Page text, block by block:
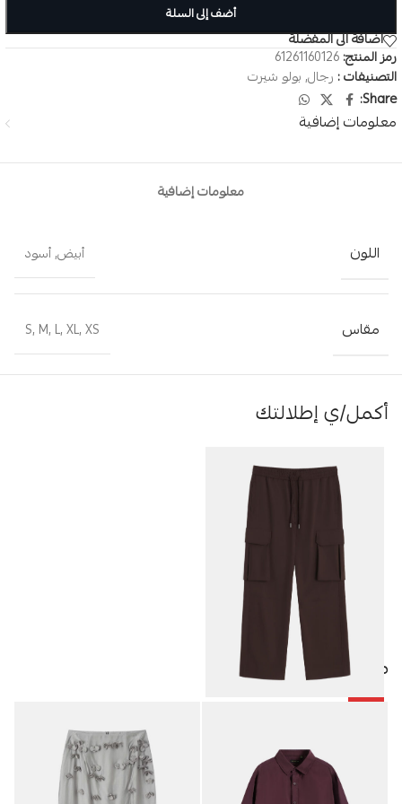
أضف إلى السلة
اضافة الى المفضلة
رمز المنتج: 61261160126
التصنيفات : رجال, بولو شيرت
Share:
معلومات إضافية
معلومات إضافية
اللون أبيض,أسود
مقاس S, M, L, XL, XS
أكمل/ي إطلالتك
منتجات مميزة